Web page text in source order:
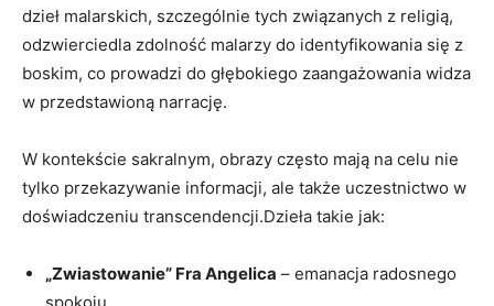
dzieł malarskich, szczególnie tych związanych z religią,
odzwierciedla zdolność malarzy do identyfikowania się z
boskim, co prowadzi do głębokiego zaangażowania widza
w przedstawioną narrację.
W kontekście sakralnym, obrazy często mają na celu nie
tylko przekazywanie informacji, ale także uczestnictwo w
doświadczeniu transcendencji.Dzieła takie jak:
„Zwiastowanie” Fra Angelica – emanacja radosnego